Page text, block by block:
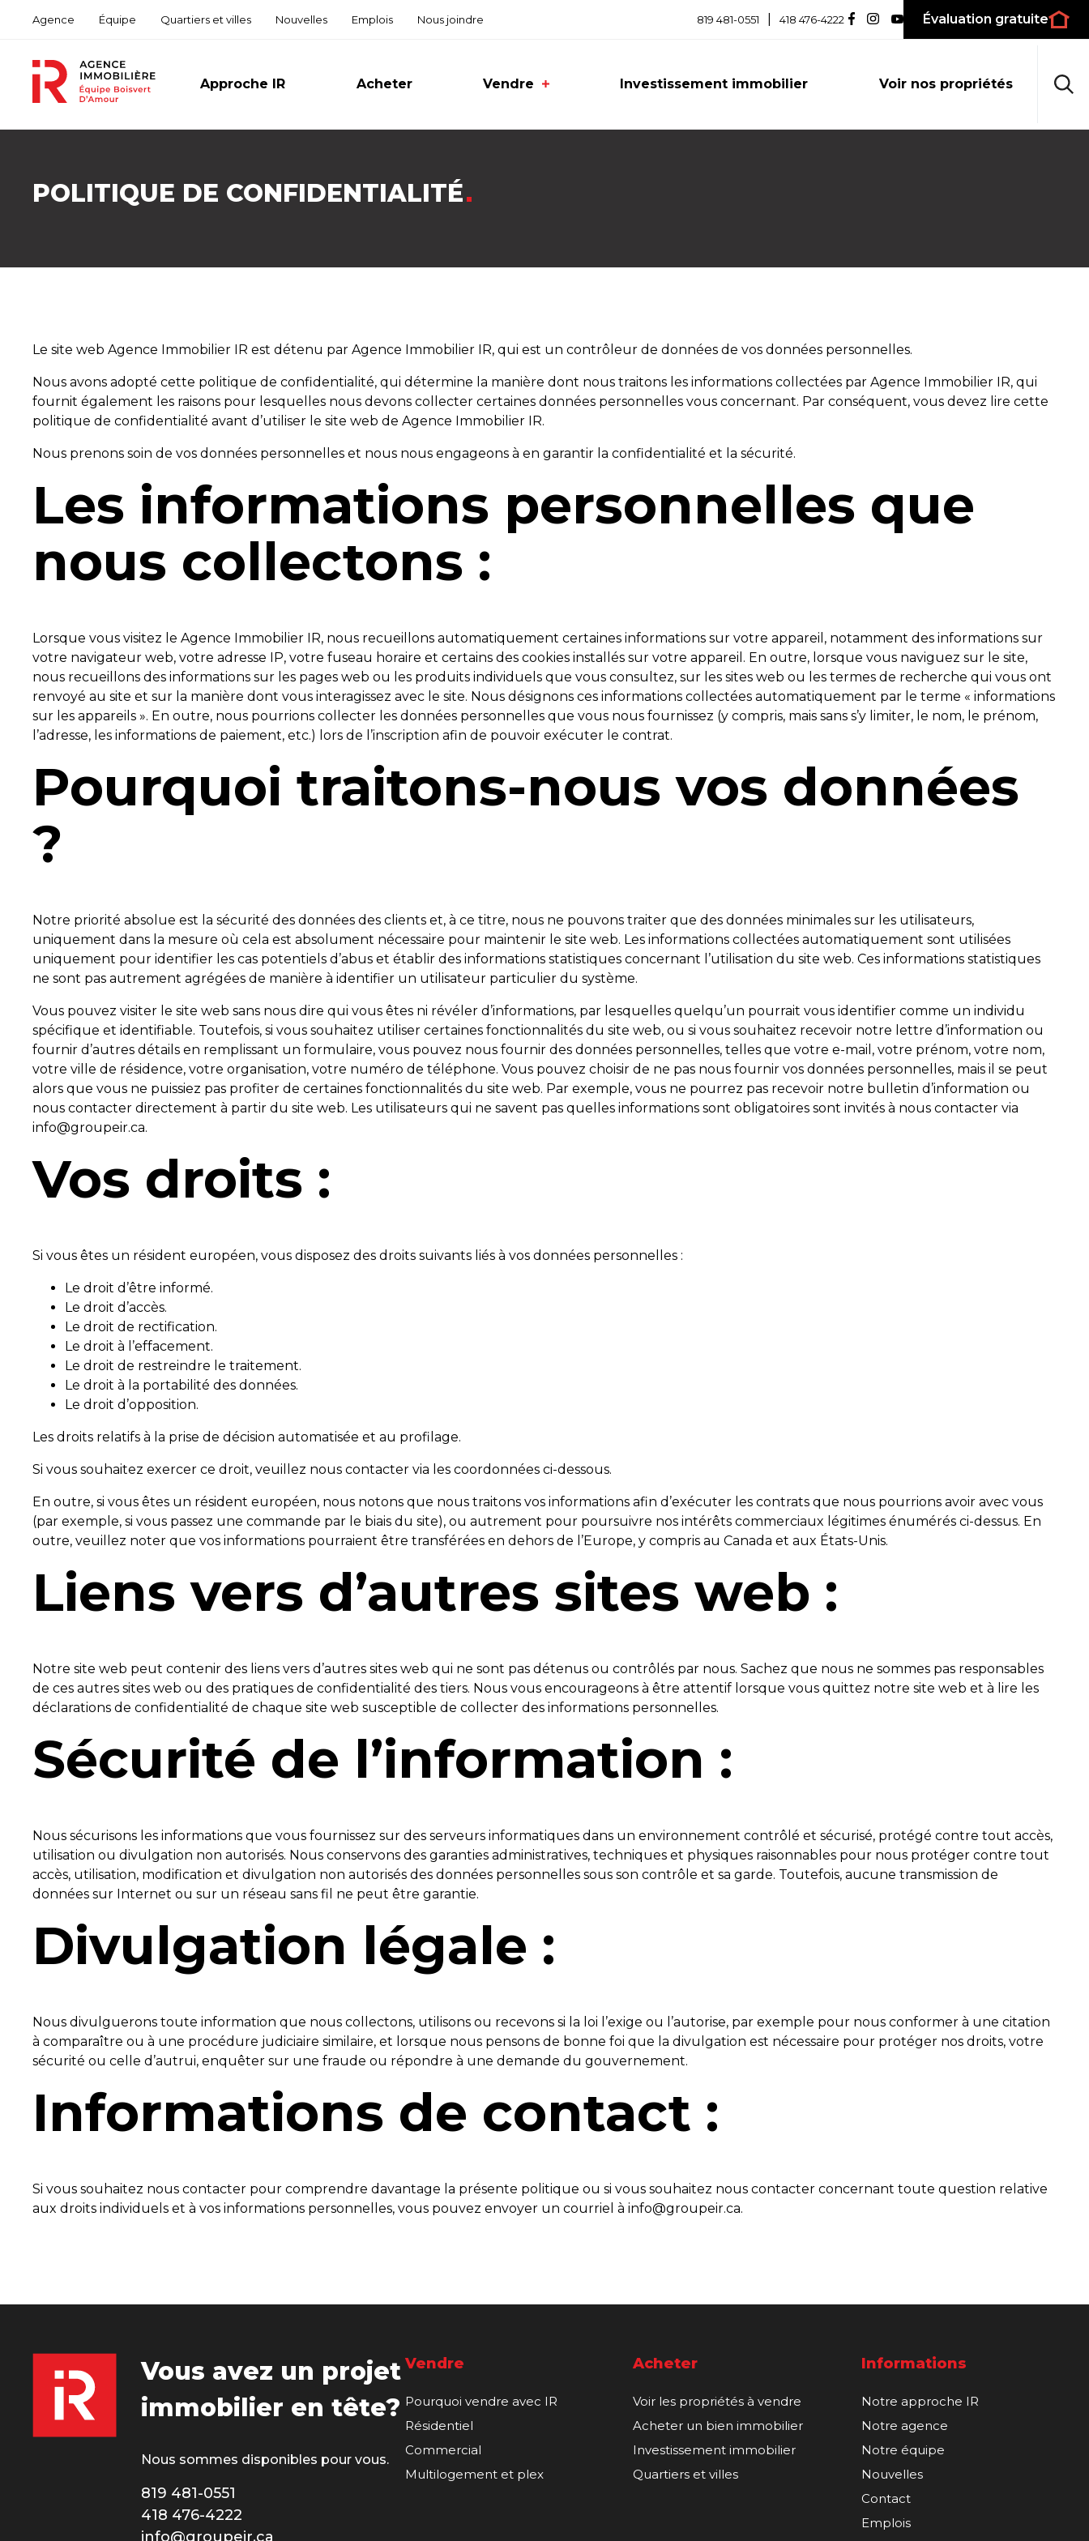
Agence Équipe Quartiers et villes Nouvelles Emplois Nous joindre 819 481-0551 418 476-4222 Évaluation gratuite
Approche IR Acheter Vendre
Résidentiel
Investissement immobilier Voir nos propriétés
POLITIQUE DE CONFIDENTIALITÉ
Le site web Agence Immobilier IR est détenu par Agence Immobilier IR, qui est un contrôleur de données de vos données personnelles.
Nous avons adopté cette politique de confidentialité, qui détermine la manière dont nous traitons les informations collectées par Agence Immobilier IR, qui
fournit également les raisons pour lesquelles nous devons collecter certaines données personnelles vous concernant. Par conséquent, vous devez lire cette
politique de confidentialité avant d’utiliser le site web de Agence Immobilier IR.
Nous prenons soin de vos données personnelles et nous nous engageons à en garantir la confidentialité et la sécurité.
Les informations personnelles que
nous collectons :
Lorsque vous visitez le Agence Immobilier IR, nous recueillons automatiquement certaines informations sur votre appareil, notamment des informations sur
votre navigateur web, votre adresse IP, votre fuseau horaire et certains des cookies installés sur votre appareil. En outre, lorsque vous naviguez sur le site,
nous recueillons des informations sur les pages web ou les produits individuels que vous consultez, sur les sites web ou les termes de recherche qui vous ont
renvoyé au site et sur la manière dont vous interagissez avec le site. Nous désignons ces informations collectées automatiquement par le terme « informations
sur les appareils ». En outre, nous pourrions collecter les données personnelles que vous nous fournissez (y compris, mais sans s’y limiter, le nom, le prénom,
l’adresse, les informations de paiement, etc.) lors de l’inscription afin de pouvoir exécuter le contrat.
Pourquoi traitons-nous vos données
?
Notre priorité absolue est la sécurité des données des clients et, à ce titre, nous ne pouvons traiter que des données minimales sur les utilisateurs,
uniquement dans la mesure où cela est absolument nécessaire pour maintenir le site web. Les informations collectées automatiquement sont utilisées
uniquement pour identifier les cas potentiels d’abus et établir des informations statistiques concernant l’utilisation du site web. Ces informations statistiques
ne sont pas autrement agrégées de manière à identifier un utilisateur particulier du système.
Vous pouvez visiter le site web sans nous dire qui vous êtes ni révéler d’informations, par lesquelles quelqu’un pourrait vous identifier comme un individu
spécifique et identifiable. Toutefois, si vous souhaitez utiliser certaines fonctionnalités du site web, ou si vous souhaitez recevoir notre lettre d’information ou
fournir d’autres détails en remplissant un formulaire, vous pouvez nous fournir des données personnelles, telles que votre e-mail, votre prénom, votre nom,
votre ville de résidence, votre organisation, votre numéro de téléphone. Vous pouvez choisir de ne pas nous fournir vos données personnelles, mais il se peut
alors que vous ne puissiez pas profiter de certaines fonctionnalités du site web. Par exemple, vous ne pourrez pas recevoir notre bulletin d’information ou
nous contacter directement à partir du site web. Les utilisateurs qui ne savent pas quelles informations sont obligatoires sont invités à nous contacter via
info@groupeir.ca.
Vos droits :
Si vous êtes un résident européen, vous disposez des droits suivants liés à vos données personnelles :
Le droit d’être informé.
Le droit d’accès.
Le droit de rectification.
Le droit à l’effacement.
Le droit de restreindre le traitement.
Le droit à la portabilité des données.
Le droit d’opposition.
Les droits relatifs à la prise de décision automatisée et au profilage.
Si vous souhaitez exercer ce droit, veuillez nous contacter via les coordonnées ci-dessous.
En outre, si vous êtes un résident européen, nous notons que nous traitons vos informations afin d’exécuter les contrats que nous pourrions avoir avec vous
(par exemple, si vous passez une commande par le biais du site), ou autrement pour poursuivre nos intérêts commerciaux légitimes énumérés ci-dessus. En
outre, veuillez noter que vos informations pourraient être transférées en dehors de l’Europe, y compris au Canada et aux États-Unis.
Liens vers d’autres sites web :
Notre site web peut contenir des liens vers d’autres sites web qui ne sont pas détenus ou contrôlés par nous. Sachez que nous ne sommes pas responsables
de ces autres sites web ou des pratiques de confidentialité des tiers. Nous vous encourageons à être attentif lorsque vous quittez notre site web et à lire les
déclarations de confidentialité de chaque site web susceptible de collecter des informations personnelles.
Sécurité de l’information :
Nous sécurisons les informations que vous fournissez sur des serveurs informatiques dans un environnement contrôlé et sécurisé, protégé contre tout accès,
utilisation ou divulgation non autorisés. Nous conservons des garanties administratives, techniques et physiques raisonnables pour nous protéger contre tout
accès, utilisation, modification et divulgation non autorisés des données personnelles sous son contrôle et sa garde. Toutefois, aucune transmission de
données sur Internet ou sur un réseau sans fil ne peut être garantie.
Divulgation légale :
Nous divulguerons toute information que nous collectons, utilisons ou recevons si la loi l’exige ou l’autorise, par exemple pour nous conformer à une citation
à comparaître ou à une procédure judiciaire similaire, et lorsque nous pensons de bonne foi que la divulgation est nécessaire pour protéger nos droits, votre
sécurité ou celle d’autrui, enquêter sur une fraude ou répondre à une demande du gouvernement.
Informations de contact :
Si vous souhaitez nous contacter pour comprendre davantage la présente politique ou si vous souhaitez nous contacter concernant toute question relative
aux droits individuels et à vos informations personnelles, vous pouvez envoyer un courriel à info@groupeir.ca.
Vous avez un projet
immobilier en tête?
Nous sommes disponibles pour vous.
819 481-0551
418 476-4222
info@groupeir.ca
Vendre
Pourquoi vendre avec IR
Résidentiel
Commercial
Multilogement et plex
Acheter
Voir les propriétés à vendre
Acheter un bien immobilier
Investissement immobilier
Quartiers et villes
Informations
Notre approche IR
Notre agence
Notre équipe
Nouvelles
Contact
Emplois